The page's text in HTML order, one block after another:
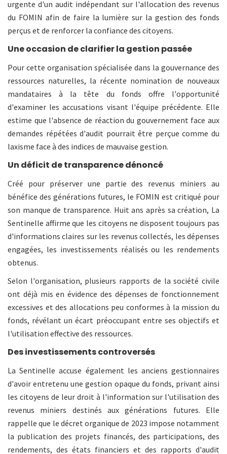
urgente d'un audit indépendant sur l'allocation des revenus
du FOMIN afin de faire la lumière sur la gestion des fonds
perçus et de renforcer la confiance des citoyens.
Une occasion de clarifier la gestion passée
Pour cette organisation spécialisée dans la gouvernance des
ressources naturelles, la récente nomination de nouveaux
mandataires à la tête du fonds offre l'opportunité
d'examiner les accusations visant l'équipe précédente. Elle
estime que l'absence de réaction du gouvernement face aux
demandes répétées d'audit pourrait être perçue comme du
laxisme face à des indices de mauvaise gestion.
Un déficit de transparence dénoncé
Créé pour préserver une partie des revenus miniers au
bénéfice des générations futures, le FOMIN est critiqué pour
son manque de transparence. Huit ans après sa création, La
Sentinelle affirme que les citoyens ne disposent toujours pas
d'informations claires sur les revenus collectés, les dépenses
engagées, les investissements réalisés ou les rendements
obtenus.
Selon l'organisation, plusieurs rapports de la société civile
ont déjà mis en évidence des dépenses de fonctionnement
excessives et des allocations peu conformes à la mission du
fonds, révélant un écart préoccupant entre ses objectifs et
l'utilisation effective des ressources.
Des investissements controversés
La Sentinelle accuse également les anciens gestionnaires
d'avoir entretenu une gestion opaque du fonds, privant ainsi
les citoyens de leur droit à l'information sur l'utilisation des
revenus miniers destinés aux générations futures. Elle
rappelle que le décret organique de 2023 impose notamment
la publication des projets financés, des participations, des
rendements, des états financiers et des rapports d'audit